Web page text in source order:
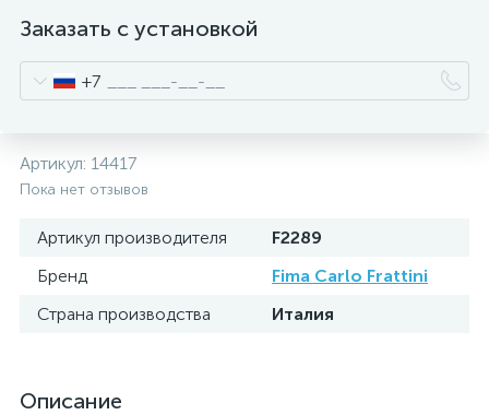
Заказать с установкой
+7
Артикул: 14417
Пока нет отзывов
Артикул производителя
F2289
Бренд
Fima Carlo Frattini
Страна производства
Италия
Описание